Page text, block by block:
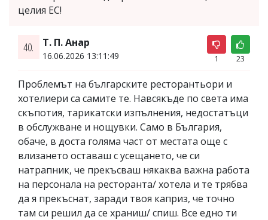
целия ЕС!
40. Т. П. Анар
16.06.2026 13:11:49 1 23
Проблемът на българските ресторантьори и
хотелиери са самите те. Навсякъде по света има
скъпотия, тарикатски изпълнения, недостатъци
в обслужване и нощувки. Само в България,
обаче, в доста голяма част от местата още с
влизането оставаш с усещането, че си
натрапник, че прекъсваш някаква важна работа
на персонала на ресторанта/ хотела и те трябва
да я прекъснат, заради твоя каприз, че точно
там си решил да се храниш/ спиш. Все едно ти